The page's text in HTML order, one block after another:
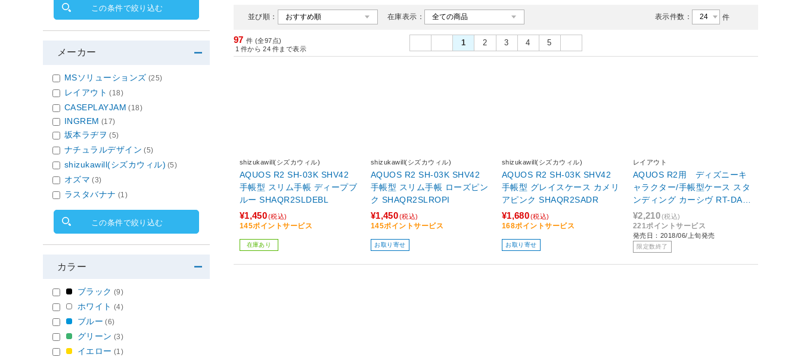
並び順： 在庫表示： 表示件数： 件
97 件 (全97点)
1 件から 24 件まで表示
1 2 3 4 5
shizukawill(シズカウィル)
AQUOS R2 SH-03K SHV42
手帳型 スリム手帳 ディープブ
ルー SHAQR2SLDEBL
¥1,450(税込)
145ポイントサービス
在庫あり
shizukawill(シズカウィル)
AQUOS R2 SH-03K SHV42
手帳型 スリム手帳 ローズピン
ク SHAQR2SLROPI
¥1,450(税込)
145ポイントサービス
お取り寄せ
shizukawill(シズカウィル)
AQUOS R2 SH-03K SHV42
手帳型 グレイスケース カメリ
アピンク SHAQR2SADR
¥1,680(税込)
168ポイントサービス
お取り寄せ
レイアウト
AQUOS R2用 ディズニーキ
ャラクター/手帳型ケース スタ
ンディング カーシヴ RT-DAQ
R2T/PO プー
¥2,210(税込)
221ポイントサービス
発売日：2018/06/上旬発売
限定数終了
この条件で絞り込む
メーカー
MSソリューションズ (25)
レイアウト (18)
CASEPLAYJAM (18)
INGREM (17)
坂本ラヂヲ (5)
ナチュラルデザイン (5)
shizukawill(シズカウィル) (5)
オズマ (3)
ラスタバナナ (1)
この条件で絞り込む
カラー
ブラック (9)
ホワイト (4)
ブルー (6)
グリーン (3)
イエロー (1)